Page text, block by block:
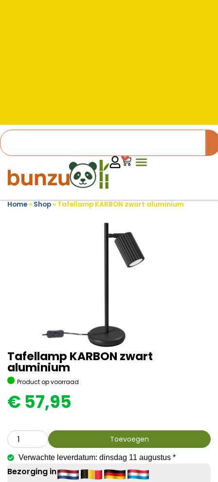
0
Home» Shop» Tafellamp KARBON zwart aluminium
Tafellamp KARBON zwart
aluminium
Product op voorraad
€ 57,95
Toevoegen
Verwachte leverdatum: dinsdag 11 augustus *
Bezorging in